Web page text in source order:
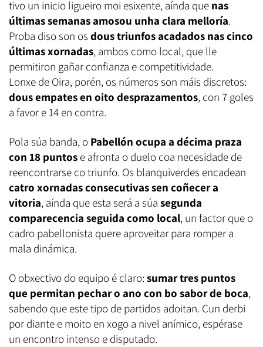
tivo un inicio ligueiro moi esixente, aínda que nas
últimas semanas amosou unha clara melloría.
Proba diso son os dous triunfos acadados nas cinco
últimas xornadas, ambos como local, que lle
permitiron gañar confianza e competitividade.
Lonxe de Oira, porén, os números son máis discretos:
dous empates en oito desprazamentos, con 7 goles
a favor e 14 en contra.
Pola súa banda, o Pabellón ocupa a décima praza
con 18 puntos e afronta o duelo coa necesidade de
reencontrarse co triunfo. Os blanquiverdes encadean
catro xornadas consecutivas sen coñecer a
vitoria, aínda que esta será a súa segunda
comparecencia seguida como local, un factor que o
cadro pabellonista quere aproveitar para romper a
mala dinámica.
O obxectivo do equipo é claro: sumar tres puntos
que permitan pechar o ano con bo sabor de boca,
sabendo que este tipo de partidos adoitan. Cun derbi
por diante e moito en xogo a nivel anímico, espérase
un encontro intenso e disputado.